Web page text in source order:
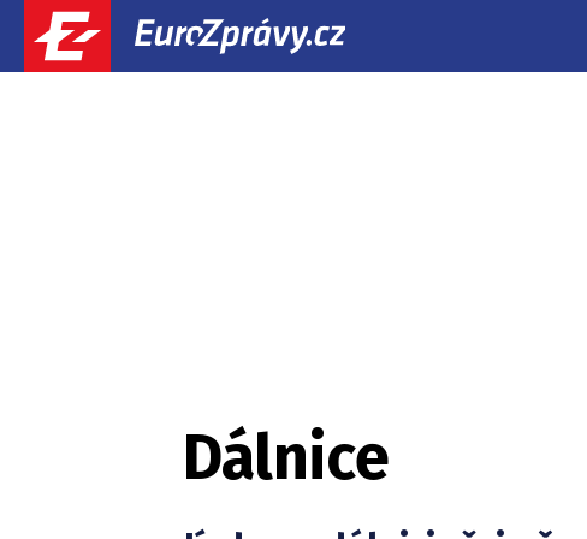
Dálnice